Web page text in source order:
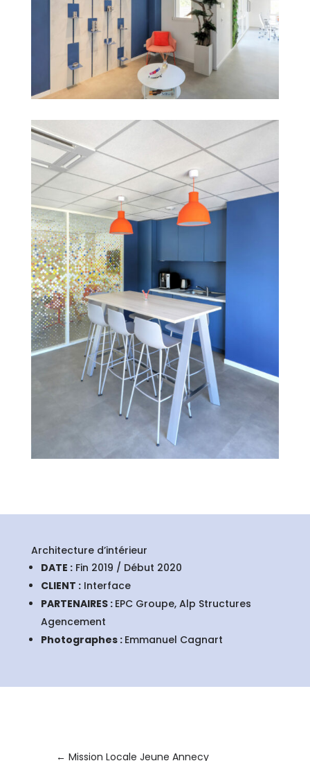
Architecture d’intérieur
DATE :Fin 2019 / Début 2020
CLIENT :Interface
PARTENAIRES : EPC Groupe, Alp Structures
Agencement
Photographes : Emmanuel Cagnart
← Mission Locale Jeune Annecy